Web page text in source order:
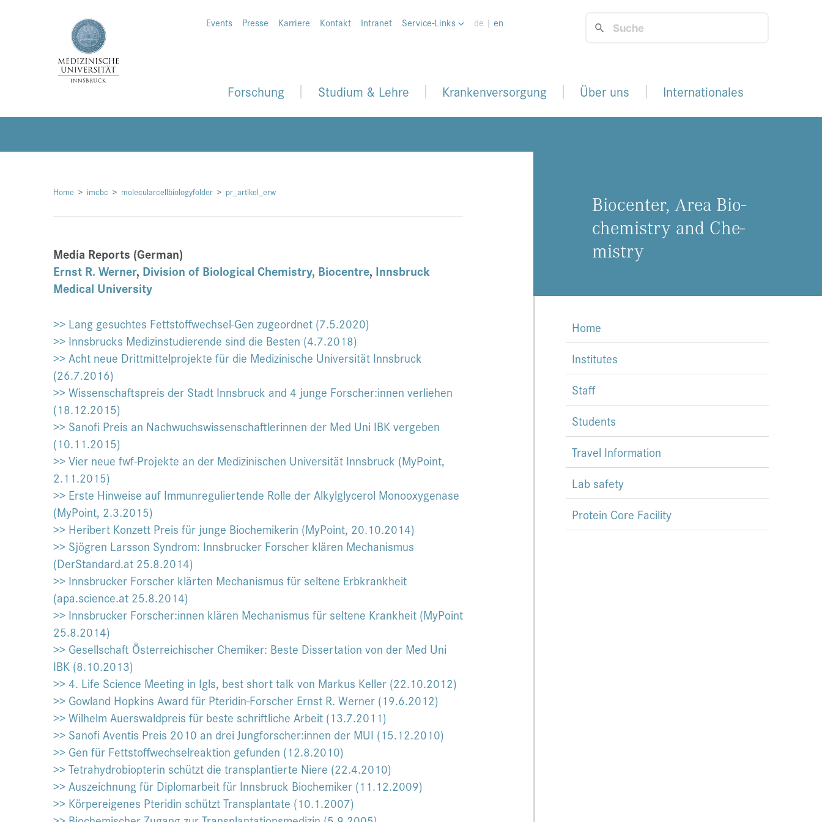
Events Presse Karriere Kontakt Intranet Service-Links de | en
Forschung Studium & Lehre Krankenversorgung Über uns Internationales
Home imcbc molecularcellbiologyfolder pr_artikel_erw
Media Reports (German)
Ernst R. Werner, Division of Biological Chemistry, Biocentre, Innsbruck
Medical University
>> Lang gesuchtes Fettstoffwechsel-Gen zugeordnet (7.5.2020)
>> Innsbrucks Medizinstudierende sind die Besten (4.7.2018)
>> Acht neue Drittmittelprojekte für die Medizinische Universität Innsbruck
(26.7.2016)
>> Wissenschaftspreis der Stadt Innsbruck and 4 junge Forscher:innen verliehen
(18.12.2015)
>> Sanofi Preis an Nachwuchswissenschaftlerinnen der Med Uni IBK vergeben
(10.11.2015)
>> Vier neue fwf-Projekte an der Medizinischen Universität Innsbruck (MyPoint,
2.11.2015)
>> Erste Hinweise auf Immunreguliertende Rolle der Alkylglycerol Monooxygenase
(MyPoint, 2.3.2015)
>> Heribert Konzett Preis für junge Biochemikerin (MyPoint, 20.10.2014)
>> Sjögren Larsson Syndrom: Innsbrucker Forscher klären Mechanismus
(DerStandard.at 25.8.2014)
>> Innsbrucker Forscher klärten Mechanismus für seltene Erbkrankheit
(apa.science.at 25.8.2014)
>> Innsbrucker Forscher:innen klären Mechanismus für seltene Krankheit (MyPoint
25.8.2014)
>> Gesellschaft Österreichischer Chemiker: Beste Dissertation von der Med Uni
IBK (8.10.2013)
>> 4. Life Science Meeting in Igls, best short talk von Markus Keller (22.10.2012)
>> Gowland Hopkins Award für Pteridin-Forscher Ernst R. Werner (19.6.2012)
>> Wilhelm Auerswaldpreis für beste schriftliche Arbeit (13.7.2011)
>> Sanofi Aventis Preis 2010 an drei Jungforscher:innen der MUI (15.12.2010)
>> Gen für Fettstoffwechselreaktion gefunden (12.8.2010)
>> Tetrahydrobiopterin schützt die transplantierte Niere (22.4.2010)
>> Auszeichnung für Diplomarbeit für Innsbruck Biochemiker (11.12.2009)
>> Körpereigenes Pteridin schützt Transplantate (10.1.2007)
Bio­cen­ter, Area Bio­
che­mis­try and Che­
mis­try
Home
Institutes
Staff
Students
Travel Information
Lab safety
Protein Core Facility